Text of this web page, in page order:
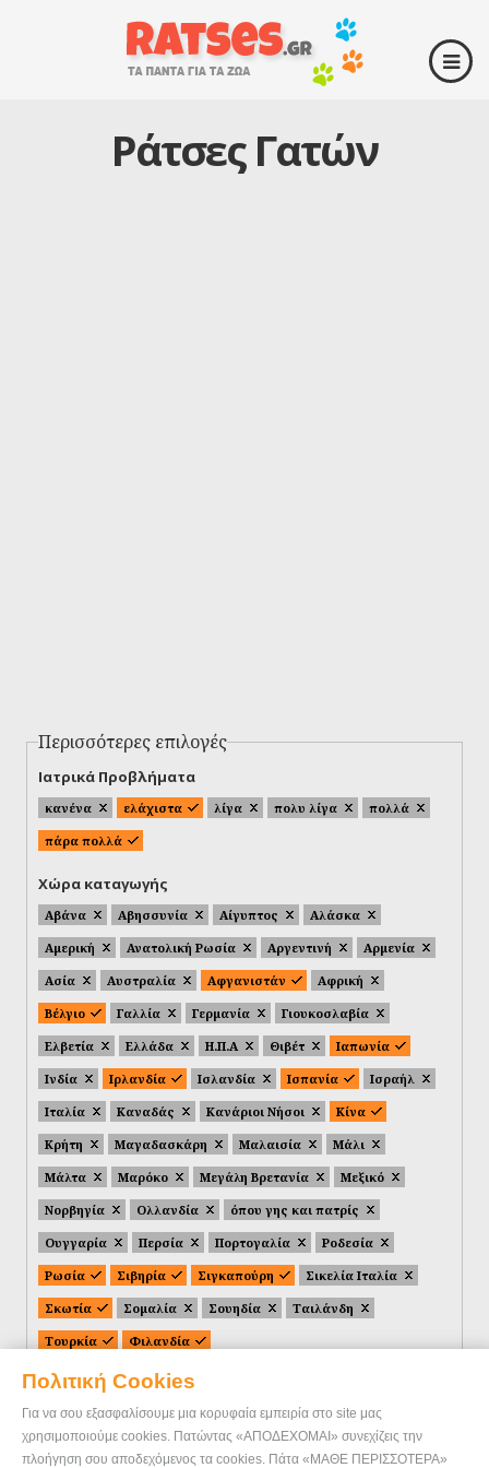
Πολιτική Cookies
Για να σου εξασφαλίσουμε μια κορυφαία εμπειρία στο site μας
χρησιμοποιούμε cookies. Πατώντας «ΑΠΟΔΕΧΟΜΑΙ» συνεχίζεις την
πλοήγηση σου αποδεχόμενος τα cookies. Πάτα «ΜΑΘΕ ΠΕΡΙΣΣΟΤΕΡΑ»
Ράτσες Γατών
Περισσότερες επιλογές
Ιατρικά Προβλήματα
κανένα ελάχιστα λίγα πολυ λίγα
πολλά
πάρα πολλά
Χώρα καταγωγής
Αβάνα Αβησσυνία Αίγυπτος
Αλάσκα
Αμερική
Ανατολική Ρωσία Αργεντινή
Αρμενία
Ασία
Αυστραλία Αφγανιστάν
Αφρική
Βέλγιο
Γαλλία Γερμανία
Γιουκοσλαβία
Ελβετία
Ελλάδα Η.Π.Α Θιβέτ
Ιαπωνία
Ινδία
Ιρλανδία Ισλανδία Ισπανία
Ισραήλ
Ιταλία
Καναδάς Κανάριοι Νήσοι
Κίνα
Κρήτη
Μαγαδασκάρη Μαλαισία
Μάλι
Μάλτα
Μαρόκο Μεγάλη Βρετανία
Μεξικό
Νορβηγία
Ολλανδία
όπου γης και πατρίς
Ουγγαρία
Περσία Πορτογαλία
Ροδεσία
Ρωσία
Σιβηρία Σιγκαπούρη
Σικελία Ιταλία
Σκωτία
Σομαλία Σουηδία
Ταιλάνδη
Τουρκία
Φιλανδία